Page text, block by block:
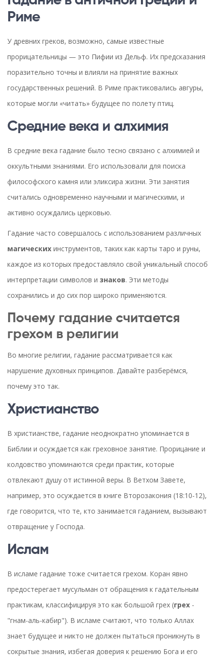
Риме
У древних греков, возможно, самые известные
прорицательницы — это Пифии из Дельф. Их предсказания
поразительно точны и влияли на принятие важных
государственных решений. В Риме практиковались авгуры,
которые могли «читать» будущее по полету птиц.
Средние века и алхимия
В средние века гадание было тесно связано с алхимией и
оккультными знаниями. Его использовали для поиска
философского камня или эликсира жизни. Эти занятия
считались одновременно научными и магическими, и
активно осуждались церковью.
Гадание часто совершалось с использованием различных
магических инструментов, таких как карты таро и руны,
каждое из которых предоставляло свой уникальный способ
интерпретации символов и знаков. Эти методы
сохранились и до сих пор широко применяются.
Почему гадание считается
грехом в религии
Во многие религии, гадание рассматривается как
нарушение духовных принципов. Давайте разберёмся,
почему это так.
Христианство
В христианстве, гадание неоднократно упоминается в
Библии и осуждается как греховное занятие. Прорицание и
колдовство упоминаются среди практик, которые
отвлекают душу от истинной веры. В Ветхом Завете,
например, это осуждается в книге Второзакония (18:10-12),
где говорится, что те, кто занимается гаданием, вызывают
отвращение у Господа.
Ислам
В исламе гадание тоже считается грехом. Коран явно
предостерегает мусульман от обращения к гадательным
практикам, классифицируя это как большой грех (грех -
"гнам-аль-кабир"). В исламе считают, что только Аллах
знает будущее и никто не должен пытаться проникнуть в
сокрытые знания, избегая доверия к решению Бога и его